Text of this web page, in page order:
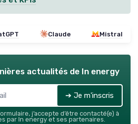
Claude Mistral
actualités de In energy
➔ Je m'inscris
j’accepte d’être contacté(e) à
par In energy et ses partenaires.